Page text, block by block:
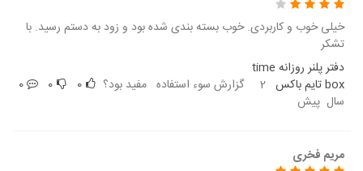
خیلی خوب و کاربردی. خوب بسته بندی شده بود و زود به دستم رسید. با
تشکر
دفتر پلنر روزانه time
box تایم باکس
2
سال پیش
گزارش سوء استفاده مفید بود؟ 0
0
0
مریم فخری